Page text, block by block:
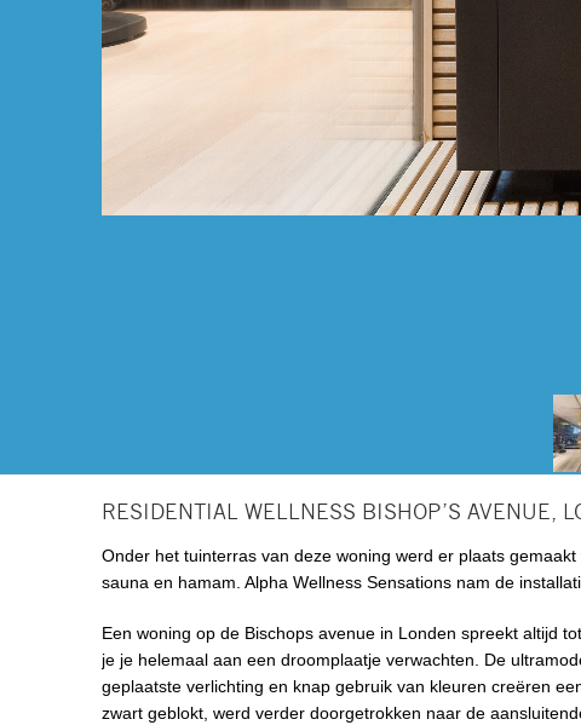
RESIDENTIAL WELLNESS BISHOP’S AVENUE,
Onder het tuinterras van deze woning werd er plaats
sauna en hamam. Alpha Wellness Sensations nam de
Een woning op de Bischops avenue in Londen spreekt altijd
je je helemaal aan een droomplaatje verwachten. De
geplaatste verlichting en knap gebruik van kleuren creëren
zwart geblokt, werd verder doorgetrokken naar de